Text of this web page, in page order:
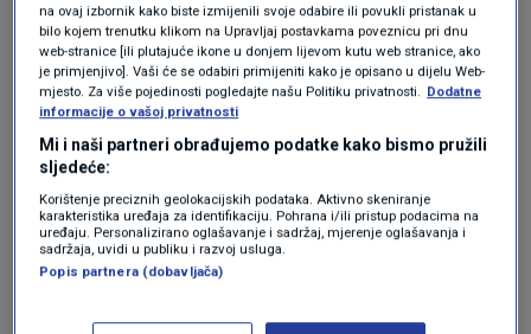
Oglas
na ovaj izbornik kako biste izmijenili svoje odabire ili povukli pristanak u
bilo kojem trenutku klikom na Upravljaj postavkama poveznicu pri dnu
web-stranice [ili plutajuće ikone u donjem lijevom kutu web stranice, ako
je primjenjivo]. Vaši će se odabiri primijeniti kako je opisano u dijelu Web-
mjesto. Za više pojedinosti pogledajte našu Politiku privatnosti. Dodatne
informacije o vašoj privatnosti
Mi i naši partneri obrađujemo podatke kako bismo pružili
sljedeće:
Korištenje preciznih geolokacijskih podataka. Aktivno skeniranje
karakteristika uređaja za identifikaciju. Pohrana i/ili pristup podacima na
uređaju. Personalizirano oglašavanje i sadržaj, mjerenje oglašavanja i
sadržaja, uvidi u publiku i razvoj usluga.
Popis partnera (dobavljača)